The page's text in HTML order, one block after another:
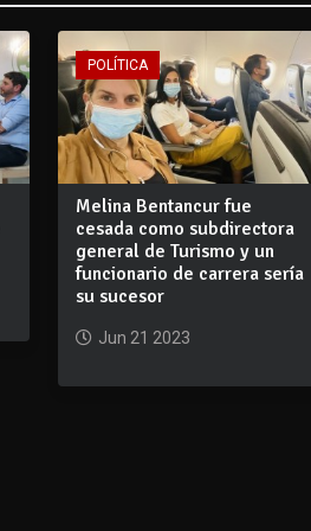
POLÍTICA
Melina Bentancur fue
cesada como subdirectora
general de Turismo y un
funcionario de carrera sería
su sucesor
Jun 21 2023